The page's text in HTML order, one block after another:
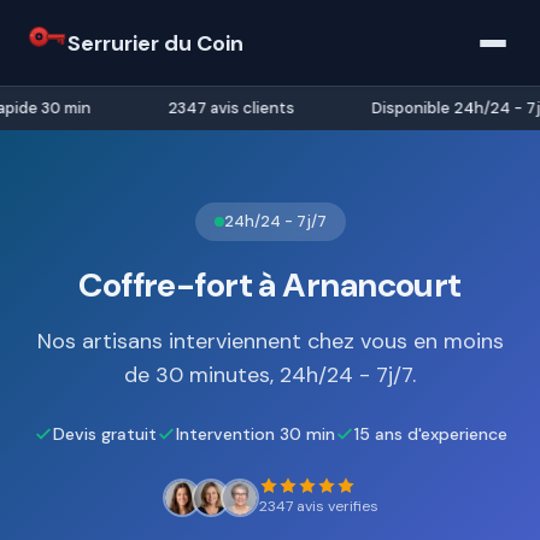
Serrurier du Coin
30 min 2347 avis clients Disponible 24h/24 - 7j/
24h/24 - 7j/7
Coffre-fort à Arnancourt
Nos artisans interviennent chez vous en moins
de 30 minutes, 24h/24 - 7j/7.
Devis gratuit Intervention 30 min 15 ans d'experience
2347 avis verifies